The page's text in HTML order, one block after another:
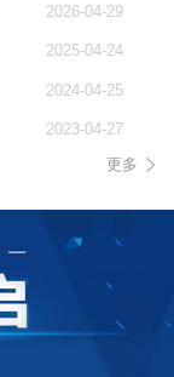
2026-04-29
2025-04-24
2024-04-25
2023-04-27
更多